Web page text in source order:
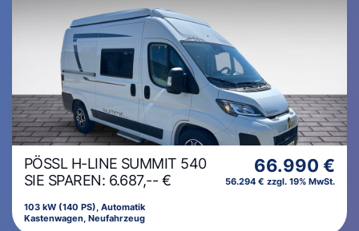
PÖSSL H-LINE SUMMIT 540
SIE SPAREN: 6.687,-- €
103 kW (140 PS), Automatik
Kastenwagen, Neufahrzeug
66.990 €
56.294 € zzgl. 19% MwSt.